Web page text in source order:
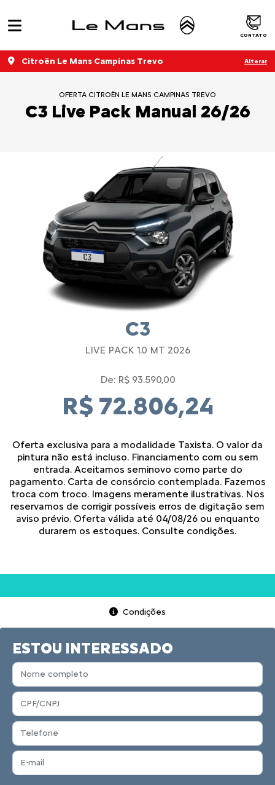
CONTATO
Citroën Le Mans Campinas Trevo Alterar
OFERTA CITROËN LE MANS CAMPINAS TREVO
C3 Live Pack Manual 26/26
C3
LIVE PACK 1.0 MT 2026
De: R$ 93.590,00
R$ 72.806,24
Oferta exclusiva para a modalidade Taxista. O valor da
pintura não está incluso. Financiamento com ou sem
entrada. Aceitamos seminovo como parte do
pagamento. Carta de consórcio contemplada. Fazemos
troca com troco. Imagens meramente ilustrativas. Nos
reservamos de corrigir possíveis erros de digitação sem
aviso prévio. Oferta válida até 04/08/26 ou enquanto
durarem os estoques. Consulte condições.
Condições
ESTOU INTERESSADO